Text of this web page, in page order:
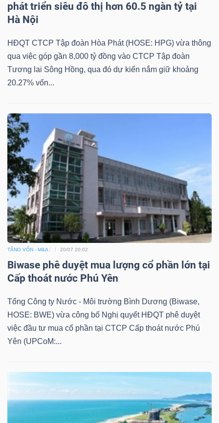
phát triển siêu đô thị hơn 60.5 ngàn tỷ tại
Hà Nội
HĐQT CTCP Tập đoàn Hòa Phát (HOSE: HPG) vừa thông
qua việc góp gần 8,000 tỷ đồng vào CTCP Tập đoàn
Tương lai Sông Hồng, qua đó dự kiến nắm giữ khoảng
20.27% vốn...
TĂNG VỐN - M&A 20/07 20:02
Biwase phê duyệt mua lượng cổ phần lớn tại
Cấp thoát nước Phú Yên
Tổng Công ty Nước - Môi trường Bình Dương (Biwase,
HOSE: BWE) vừa công bố Nghị quyết HĐQT phê duyệt
việc đầu tư mua cổ phần tại CTCP Cấp thoát nước Phú
Yên (UPCoM:...